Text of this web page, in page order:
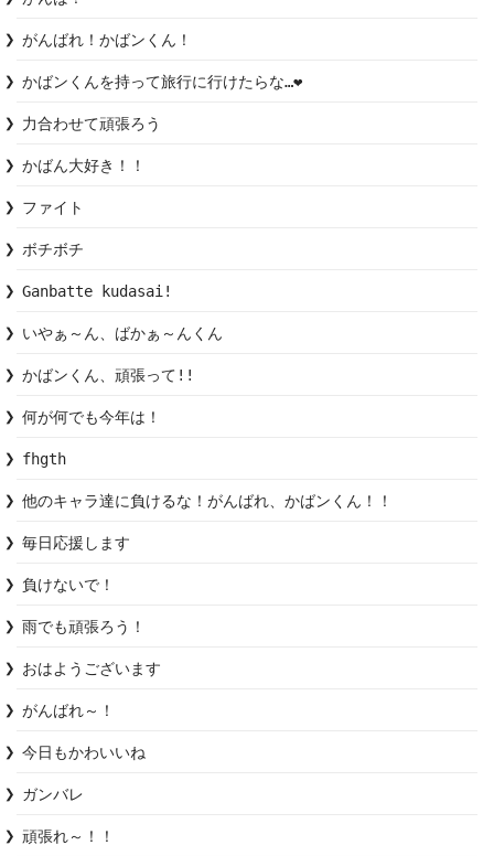
がんばれ！かばンくん！
かばンくんを持って旅行に行けたらな…❤
力合わせて頑張ろう
かばん大好き！！
ファイト
ボチボチ
Ganbatte kudasai!
いやぁ～ん、ばかぁ～んくん
かばンくん、頑張って!!
何が何でも今年は！
fhgth
他のキャラ達に負けるな！がんばれ、かばンくん！！
毎日応援します
負けないで！
雨でも頑張ろう！
おはようございます
がんばれ～！
今日もかわいいね
ガンバレ
頑張れ～！！